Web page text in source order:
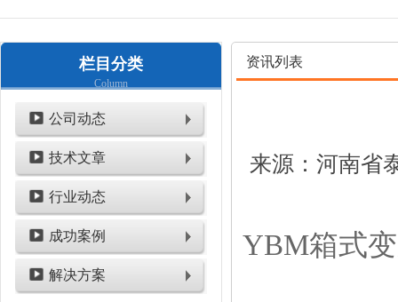
栏目分类
Column
公司动态
技术文章
行业动态
成功案例
解决方案
资讯列表
来源：河南省
YBM箱式